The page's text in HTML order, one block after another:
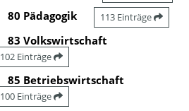
80 Pädagogik 113 Einträge
83 Volkswirtschaft
102 Einträge
85 Betriebswirtschaft
100 Einträge